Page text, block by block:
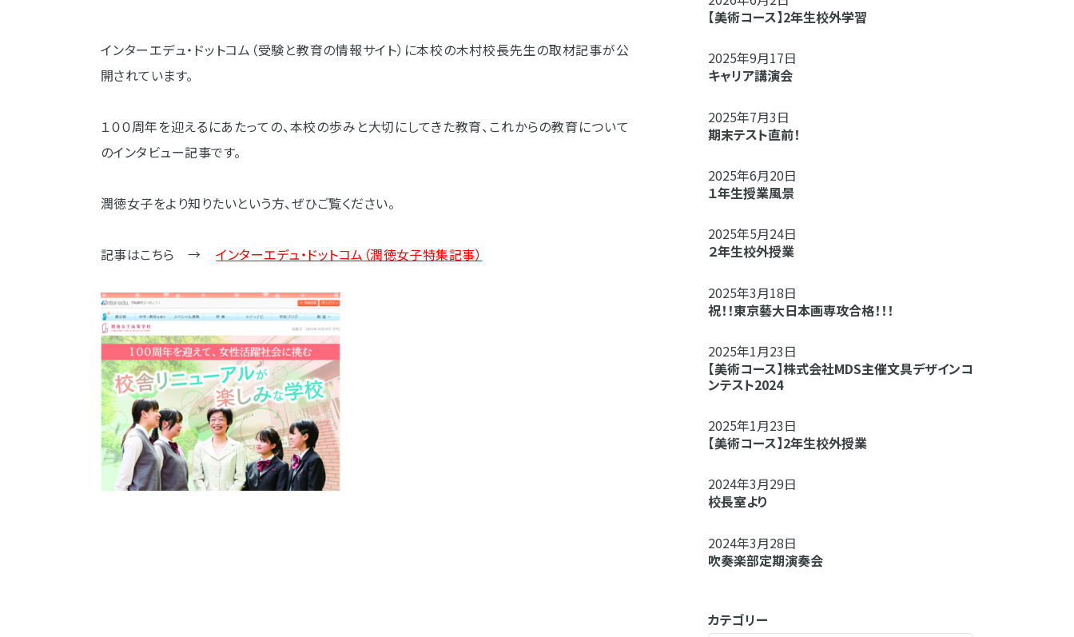
インターエデュ・ドットコム（受験と教育の情報サイト）に本校の木村校長先生の取材記事が公
開されています。
１００周年を迎えるにあたっての、本校の歩みと大切にしてきた教育、これからの教育について
のインタビュー記事です。
潤徳女子をより知りたいという方、ぜひご覧ください。
記事はこちら → インターエデュ・ドットコム（潤徳女子特集記事）
【美術コース】2年生校外学習
2025年9月17日
キャリア講演会
2025年7月3日
期末テスト直前！
2025年6月20日
１年生授業風景
2025年5月24日
２年生校外授業
2025年3月18日
祝！！東京藝大日本画専攻合格！！！
2025年1月23日
【美術コース】株式会社MDS主催文具デザインコ
ンテスト2024
2025年1月23日
【美術コース】2年生校外授業
2024年3月29日
校長室より
2024年3月28日
吹奏楽部定期演奏会
カテゴリー